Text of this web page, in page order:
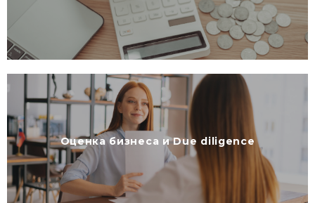
Оценка бизнеса и Due diligence